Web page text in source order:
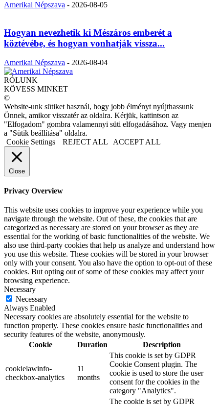
Amerikai Népszava - 2026-08-05
Hogyan nevezhetik ki Mészáros emberét a
köztévébe, és hogyan vonhatják vissza...
Amerikai Népszava - 2026-08-04
RÓLUNK
KÖVESS MINKET
©
Website-unk sütiket használ, hogy jobb élményt nyújthassunk
Önnek, amikor visszatér az oldalra. Kérjük, kattintson az
"Elfogadom" gombra valamennyi süti elfogadásához. Vagy menjen
a "Sütik beállítása" oldalra.
Cookie Settings
REJECT ALL ACCEPT ALL
Close
Privacy Overview
This website uses cookies to improve your experience while you
navigate through the website. Out of these, the cookies that are
categorized as necessary are stored on your browser as they are
essential for the working of basic functionalities of the website. We
also use third-party cookies that help us analyze and understand how
you use this website. These cookies will be stored in your browser
only with your consent. You also have the option to opt-out of these
cookies. But opting out of some of these cookies may affect your
browsing experience.
Necessary
Necessary
Always Enabled
Necessary cookies are absolutely essential for the website to
function properly. These cookies ensure basic functionalities and
security features of the website, anonymously.
Cookie
Duration Description
cookielawinfo-
checkbox-analytics
11
months
This cookie is set by GDPR
Cookie Consent plugin. The
cookie is used to store the user
consent for the cookies in the
category "Analytics".
The cookie is set by GDPR